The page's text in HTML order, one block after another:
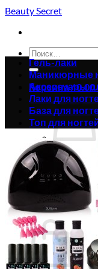
Skip
content
Beauty Secret
Искать:
Корзина /0.00
Корзина
Корзина
Гель-лаки
Маникюрные
Аксессуары
Лаки для
База для
Топ для